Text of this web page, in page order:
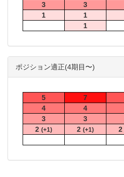
3
3
1
1
1
ポジション適正(4期目〜)
5 7
4
4
3
3
2 (+1) 2 (+1) 2